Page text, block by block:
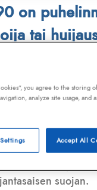
on
tai
jaKilpi-
kattaa satoja
automaattisesti,
,
suojan.
you agree to the storing
analyze site usage, and
Accept All